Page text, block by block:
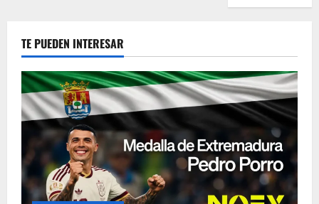
TE PUEDEN INTERESAR